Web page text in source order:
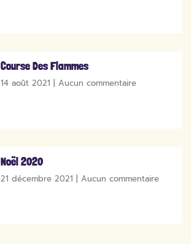
Course Des Flammes
14 août 2021 Aucun commentaire
Noël 2020
21 décembre 2021 Aucun commentaire